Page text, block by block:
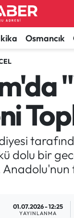
Osmancık
dolu bir
01.07.2026 - 12:25
YAYINLANMA
Fikstür